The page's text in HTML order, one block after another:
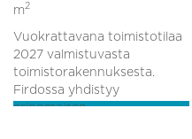
m2
Vuokrattavana toimistotilaa
2027 valmistuvasta
toimistorakennuksesta.
Firdossa yhdistyy
erinomaisen ...